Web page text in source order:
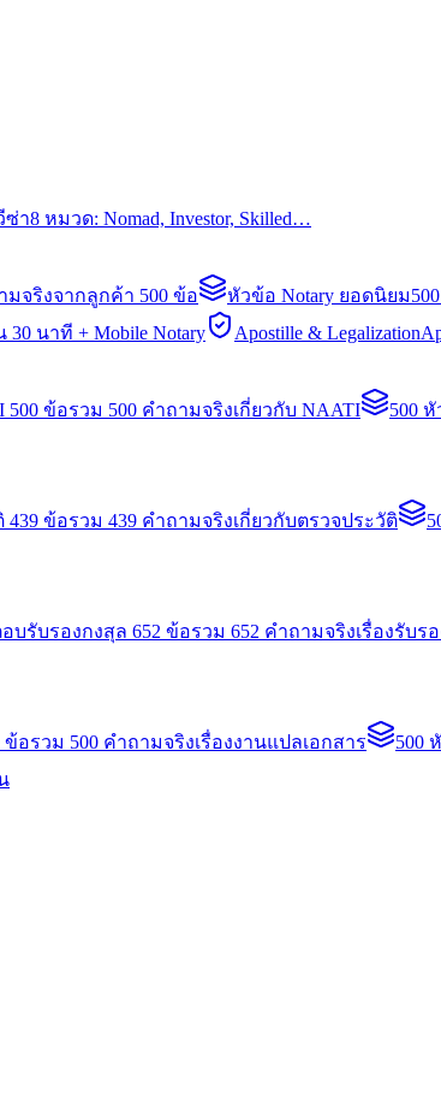
ซ่า8 หมวด: Nomad, Investor, Skilled…
มจริงจากลูกค้า 500 ข้อ หัวข้อ Notary ยอดนิยม
30 นาที + Mobile Notary Apostille & Legalization
500 ข้อรวม 500 คำถามจริงเกี่ยวกับ NAATI 500
439 ข้อรวม 439 คำถามจริงเกี่ยวกับตรวจประวัติ
บรับรองกงสุล 652 ข้อรวม 652 คำถามจริงเรื่องรับร
ข้อรวม 500 คำถามจริงเรื่องงานแปลเอกสาร 500